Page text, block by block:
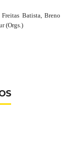
Batista, Breno
(Orgs.)